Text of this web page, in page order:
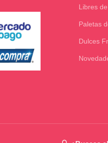
Libres
Paletas
Dulces